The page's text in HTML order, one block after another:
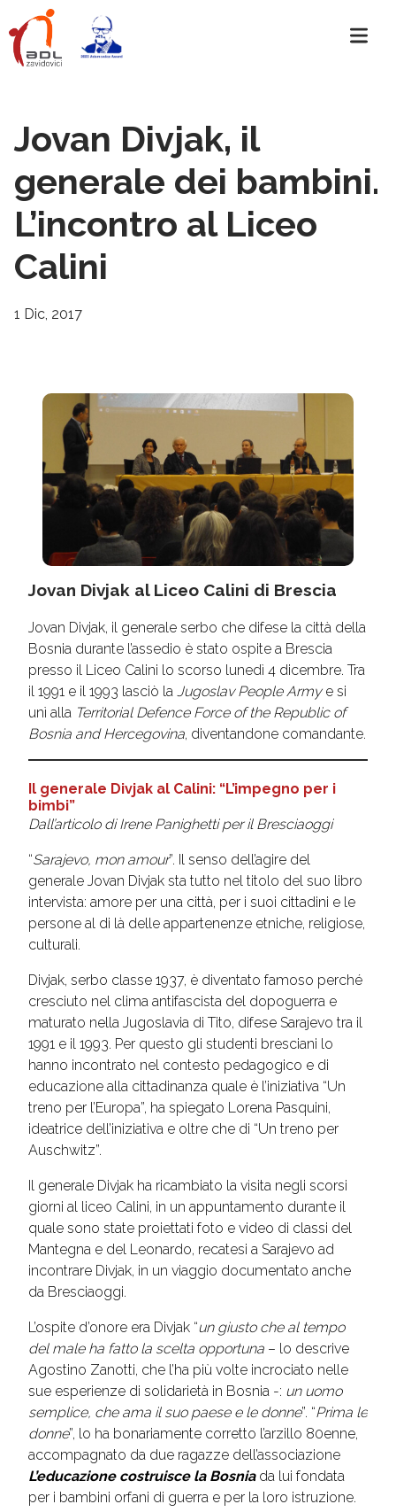
Jovan Divjak, il
generale dei bambini.
L’incontro al Liceo
Calini
1 Dic, 2017
Jovan Divjak al Liceo Calini di Brescia
Jovan Divjak, il generale serbo che difese la città della
Bosnia durante l’assedio è stato ospite a Brescia
presso il Liceo Calini lo scorso lunedì 4 dicembre. Tra
il 1991 e il 1993 lasciò la Jugoslav People Armye si
unì alla Territorial Defence Force of the Republic of
Bosnia and Hercegovina, diventandone comandante.
Il generale Divjak al Calini: “L’impegno per i
bimbi”
Dall’articolo di Irene Panighetti per il Bresciaoggi
“Sarajevo, mon amour”. Il senso dell’agire del
generale Jovan Divjak sta tutto nel titolo del suo libro
intervista: amore per una città, per i suoi cittadini e le
persone al di là delle appartenenze etniche, religiose,
culturali.
Divjak, serbo classe 1937, è diventato famoso perché
cresciuto nel clima antifascista del dopoguerra e
maturato nella Jugoslavia di Tito, difese Sarajevo tra il
1991 e il 1993. Per questo gli studenti bresciani lo
hanno incontrato nel contesto pedagogico e di
educazione alla cittadinanza quale è l’iniziativa “Un
treno per l’Europa”, ha spiegato Lorena Pasquini,
ideatrice dell’iniziativa e oltre che di “Un treno per
Auschwitz”.
Il generale Divjak ha ricambiato la visita negli scorsi
giorni al liceo Calini, in un appuntamento durante il
quale sono state proiettati foto e video di classi del
Mantegna e del Leonardo, recatesi a Sarajevo ad
incontrare Divjak, in un viaggio documentato anche
da Bresciaoggi.
L’ospite d’onore era Divjak “un giusto che al tempo
del male ha fatto la scelta opportuna – lo descrive
Agostino Zanotti, che l’ha più volte incrociato nelle
sue esperienze di solidarietà in Bosnia -: un uomo
semplice, che ama il suo paese e le donne”. “Prima le
donne”, lo ha bonariamente corretto l’arzillo 80enne,
accompagnato da due ragazze dell’associazione
L’educazione costruisce la Bosniada lui fondata
per i bambini orfani di guerra e per la loro istruzione.